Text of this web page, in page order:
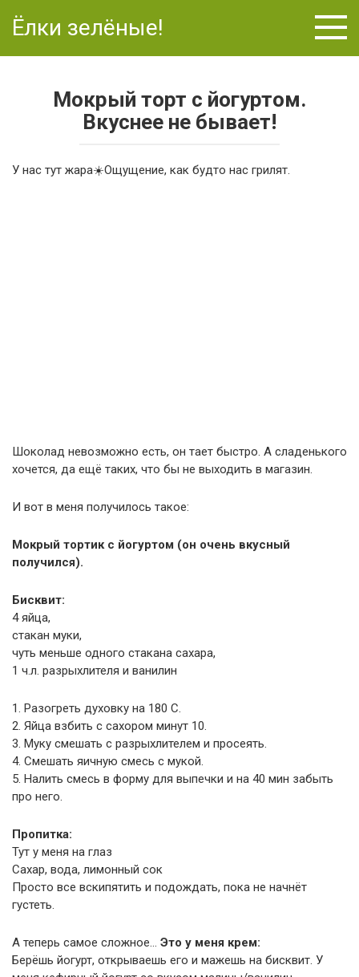
Ёлки зелёные!
Мокрый торт с йогуртом.
Вкуснее не бывает!
У нас тут жара☀️Ощущение, как будто нас грилят.
Шоколад невозможно есть, он тает быстро. А сладенького
хочется, да ещё таких, что бы не выходить в магазин.
И вот в меня получилось такое:
Мокрый тортик с йогуртом (он очень вкусный
получился).
Бисквит:
4 яйца,
стакан муки,
чуть меньше одного стакана сахара,
1 ч.л. разрыхлителя и ванилин
1. Разогреть духовку на 180 С.
2. Яйца взбить с сахором минут 10.
3. Муку смешать с разрыхлителем и просеять.
4. Смешать яичную смесь с мукой.
5. Налить смесь в форму для выпечки и на 40 мин забыть
про него.
Пропитка:
Тут у меня на глаз
Сахар, вода, лимонный сок
Просто все вскипятить и подождать, пока не начнёт
густеть.
А теперь самое сложное… Это у меня крем:
Берёшь йогурт, открываешь его и мажешь на бисквит. У